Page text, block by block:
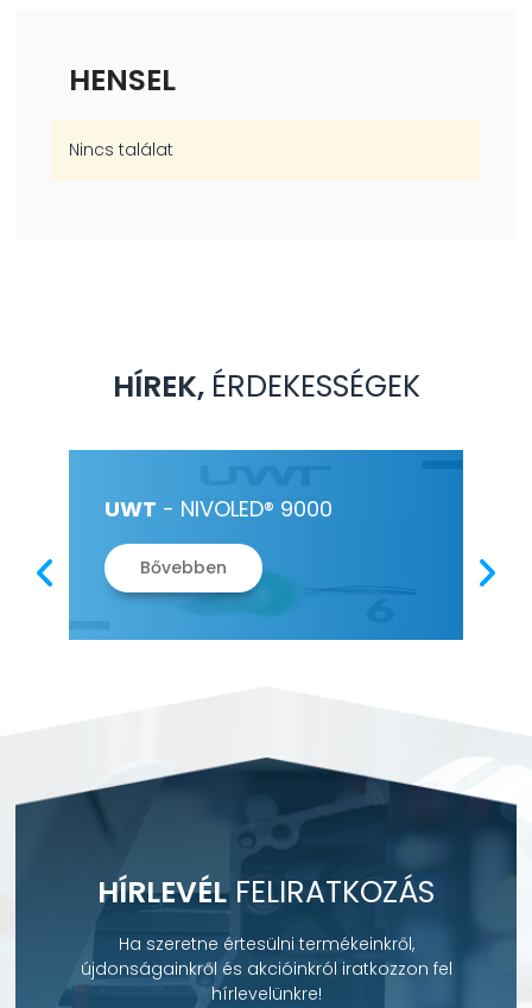
HENSEL
Nincs találat
HÍREK, ÉRDEKESSÉGEK
UWT - NIVOLED® 9000
Bővebben
HÍRLEVÉLFELIRATKOZÁS
Ha szeretne értesülni termékeinkről,
újdonságainkről és akcióinkról iratkozzon fel
hírlevelünkre!